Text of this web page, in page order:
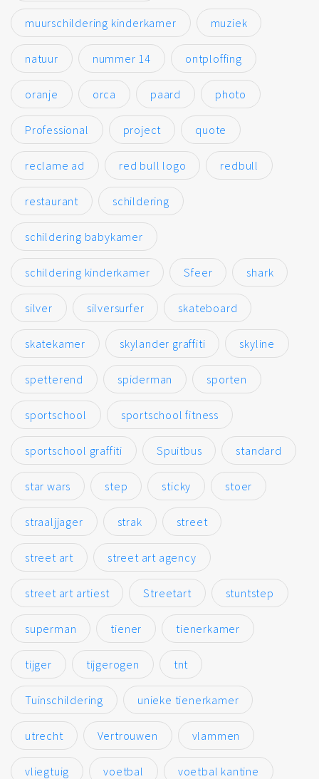
muurschildering kinderkamer muziek
natuur nummer 14 ontploffing
oranje orca paard photo
Professional project quote
reclame ad red bull logo redbull
restaurant schildering
schildering babykamer
schildering kinderkamer Sfeer shark
silver silversurfer skateboard
skatekamer skylander graffiti skyline
spetterend spiderman sporten
sportschool sportschool fitness
sportschool graffiti Spuitbus standard
star wars step sticky stoer
straaljjager strak street
street art street art agency
street art artiest Streetart stuntstep
superman tiener tienerkamer
tijger tijgerogen tnt
Tuinschildering unieke tienerkamer
utrecht Vertrouwen vlammen
vliegtuig voetbal voetbal kantine